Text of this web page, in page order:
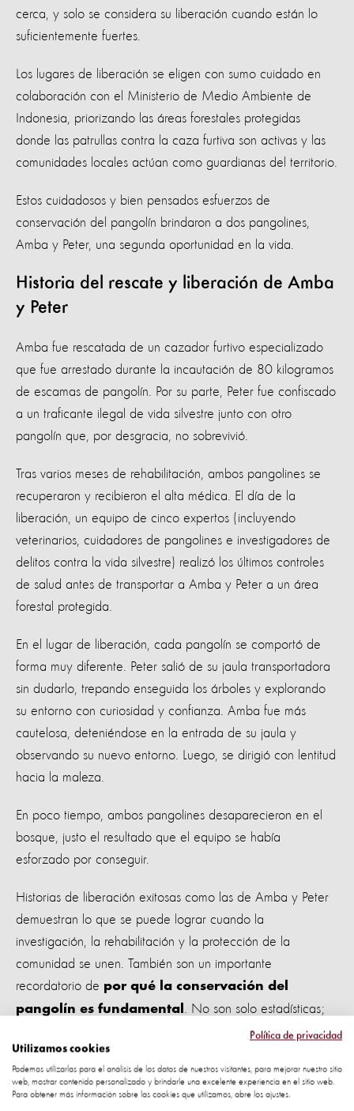
cerca, y solo se considera su liberación cuando están lo
suficientemente fuertes.
Los lugares de liberación se eligen con sumo cuidado en
colaboración con el Ministerio de Medio Ambiente de
Indonesia, priorizando las áreas forestales protegidas
donde las patrullas contra la caza furtiva son activas y las
comunidades locales actúan como guardianas del territorio.
Estos cuidadosos y bien pensados ​​esfuerzos de
conservación del pangolín brindaron a dos pangolines,
Amba y Peter, una segunda oportunidad en la vida.
Historia del rescate y liberación de Amba
y Peter
Amba fue rescatada de un cazador furtivo especializado
que fue arrestado durante la incautación de 80 kilogramos
de escamas de pangolín. Por su parte, Peter fue confiscado
a un traficante ilegal de vida silvestre junto con otro
pangolín que, por desgracia, no sobrevivió.
Tras varios meses de rehabilitación, ambos pangolines se
recuperaron y recibieron el alta médica. El día de la
liberación, un equipo de cinco expertos (incluyendo
veterinarios, cuidadores de pangolines e investigadores de
delitos contra la vida silvestre) realizó los últimos controles
de salud antes de transportar a Amba y Peter a un área
forestal protegida.
En el lugar de liberación, cada pangolín se comportó de
forma muy diferente. Peter salió de su jaula transportadora
sin dudarlo, trepando enseguida los árboles y explorando
su entorno con curiosidad y confianza. Amba fue más
cautelosa, deteniéndose en la entrada de su jaula y
observando su nuevo entorno. Luego, se dirigió con lentitud
hacia la maleza.
En poco tiempo, ambos pangolines desaparecieron en el
bosque, justo el resultado que el equipo se había
esforzado por conseguir.
Historias de liberación exitosas como las de Amba y Peter
demuestran lo que se puede lograr cuando la
investigación, la rehabilitación y la protección de la
comunidad se unen. También son un importante
recordatorio de por qué la conservación del
pangolín es fundamental
. No son solo estadísticas;
que regresaron a la naturaleza.
Política de privacidad
Utilizamos cookies
Podemos utilizarlas para el análisis de los datos de nuestros visitantes, para mejorar nuestro sitio
web, mostrar contenido personalizado y brindarle una excelente experiencia en el sitio web.
Para obtener más información sobre las cookies que utilizamos, abre los ajustes.